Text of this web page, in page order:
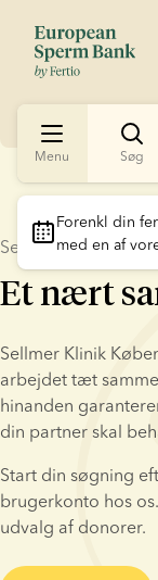
Menu Søg
Forenkl din
med en af
Sellmer Klinik
Et nært
Sellmer Klinik
arbejdet tæt
hinanden
din partner skal
Start din søgning
brugerkonto hos
udvalg af donorer.